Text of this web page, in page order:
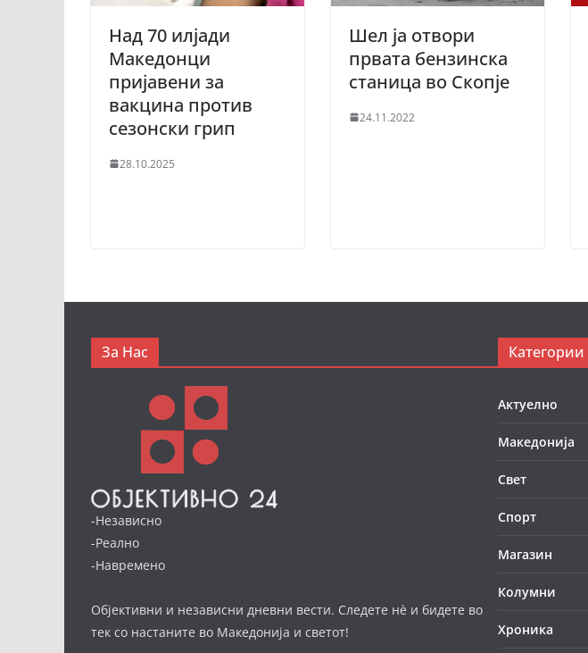
Над 70 илјади
Македонци
пријавени за
вакцина против
сезонски грип
28.10.2025
Шел ја отвори
првата бензинска
станица во Скопје
24.11.2022
За Нас
-Независно
-Реално
-Навремено
Објективни и независни дневни вести. Следете нè и бидете во
тек со настаните во Македонија и светот!
Категории
Актуелно
Македонија
Свет
Спорт
Магазин
Колумни
Хроника